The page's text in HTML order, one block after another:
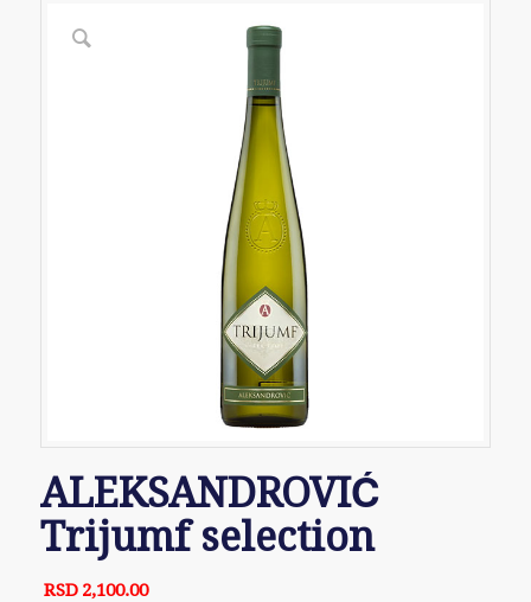
ALEKSANDROVIĆ
Trijumf selection
RSD 2,100.00